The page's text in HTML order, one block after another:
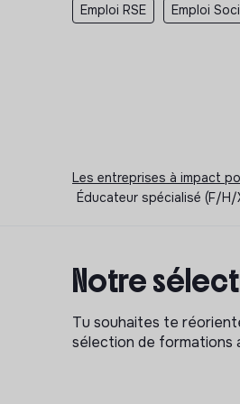
Emploi RSE Emploi
Les entreprises à impact
Éducateur spécialisé (F/
Notre
Tu souhaites te
sélection de formations